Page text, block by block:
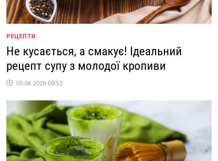
РЕЦЕПТИ
Не кусається, а смакує! Ідеальний
рецепт супу з молодої кропиви
03.08.2026 09:52